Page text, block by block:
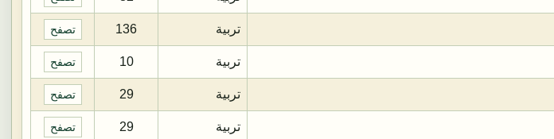
تربية 136 تصفح
تربية 10 تصفح
تربية 29 تصفح
تربية 29 تصفح